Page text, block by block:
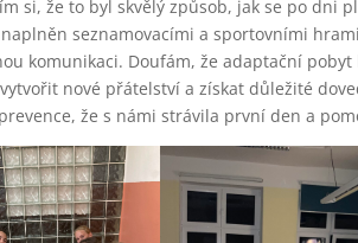
si, že to byl skvělý způsob, jak se po dni
seznamovacími a sportovními
komunikaci. Doufám, že adaptační pobyt
nové přátelství a získat důležité
že s námi strávila první den a